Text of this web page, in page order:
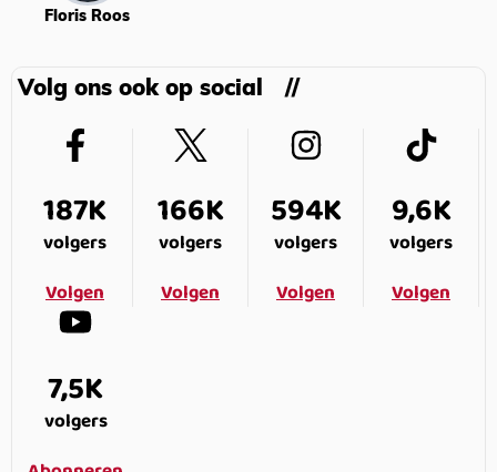
Floris Roos
Volg ons ook op social
187K
volgers
Volgen
166K
volgers
Volgen
594K
volgers
Volgen
9,6K
volgers
Volgen
7,5K
volgers